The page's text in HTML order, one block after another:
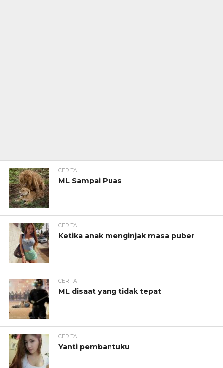
CERITA
ML Sampai Puas
CERITA
Ketika anak menginjak masa puber
CERITA
ML disaat yang tidak tepat
CERITA
Yanti pembantuku